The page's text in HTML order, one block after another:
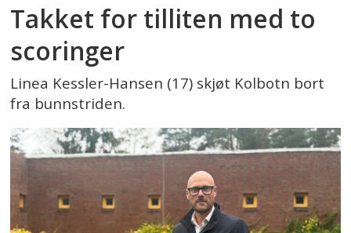
Takket for tilliten med to
scoringer
Linea Kessler-Hansen (17) skjøt Kolbotn bort
fra bunnstriden.